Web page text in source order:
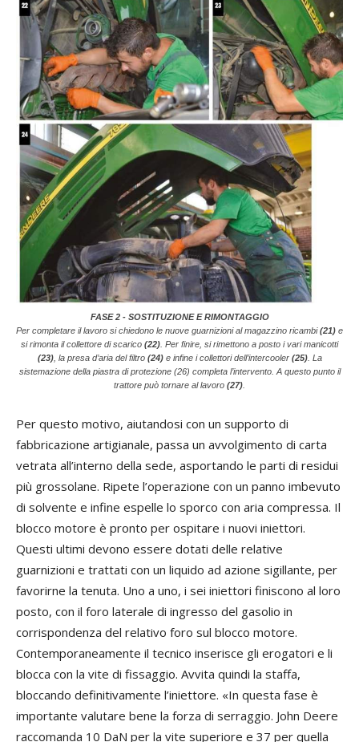
FASE 2 - SOSTITUZIONE E RIMONTAGGIO
Per completare il lavoro si chiedono le nuove guarnizioni al magazzino ricambi(21) e
si rimonta il collettore di scarico (22) . Per finire, si rimettono a posto i vari manicotti
(23), la presa d’aria del filtro (24)e infine i collettori dell’intercooler (25). La
sistemazione della piastra di protezione (26) completa l’intervento. A questo punto il
trattore può tornare al lavoro (27)
Per questo motivo, aiutandosi con un supporto di
fabbricazione artigianale, passa un avvolgimento di carta
vetrata all’interno della sede, asportando le parti di residui
più grossolane. Ripete l’operazione con un panno imbevuto
di solvente e infine espelle lo sporco con aria compressa. Il
blocco motore è pronto per ospitare i nuovi iniettori.
Questi ultimi devono essere dotati delle relative
guarnizioni e trattati con un liquido ad azione sigillante, per
favorirne la tenuta. Uno a uno, i sei iniettori finiscono al loro
posto, con il foro laterale di ingresso del gasolio in
corrispondenza del relativo foro sul blocco motore.
Contemporaneamente il tecnico inserisce gli erogatori e li
blocca con la vite di fissaggio. Avvita quindi la staffa,
bloccando definitivamente l’iniettore. «In questa fase è
importante valutare bene la forza di serraggio. John Deere
raccomanda 10 DaN per la vite superiore e 37 per quella